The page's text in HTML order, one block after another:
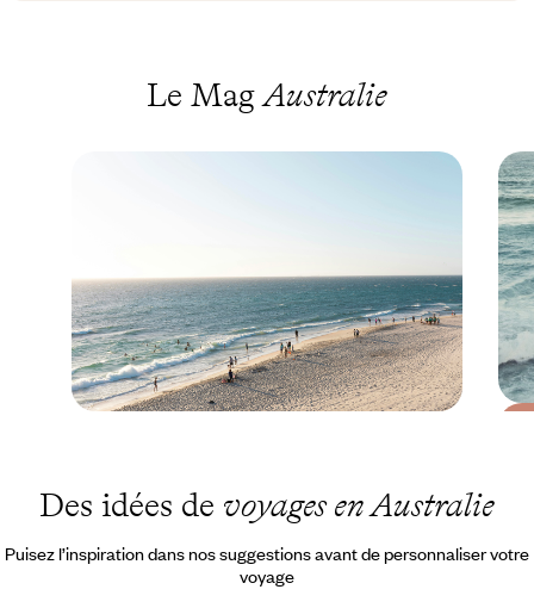
Le MagAustralie
48h à Perth
Des idées de voyages en Australie
Puisez l’inspiration dans nos suggestions avant de personnaliser votre
voyage